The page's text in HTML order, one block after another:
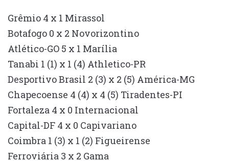
Grêmio 4 x 1 Mirassol
Botafogo 0 x 2 Novorizontino
Atlético-GO 5 x 1 Marília
Tanabi 1 (1) x 1 (4) Athletico-PR
Desportivo Brasil 2 (3) x 2 (5) América-MG
Chapecoense 4 (4) x 4 (5) Tiradentes-PI
Fortaleza 4 x 0 Internacional
Capital-DF 4 x 0 Capivariano
Coimbra 1 (3) x 1 (2) Figueirense
Ferroviária 3 x 2 Gama